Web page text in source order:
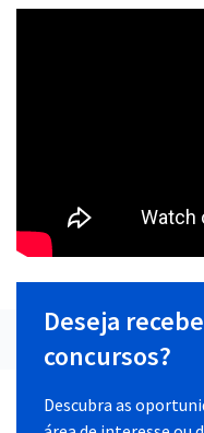
Deseja
concursos?
Descubra as